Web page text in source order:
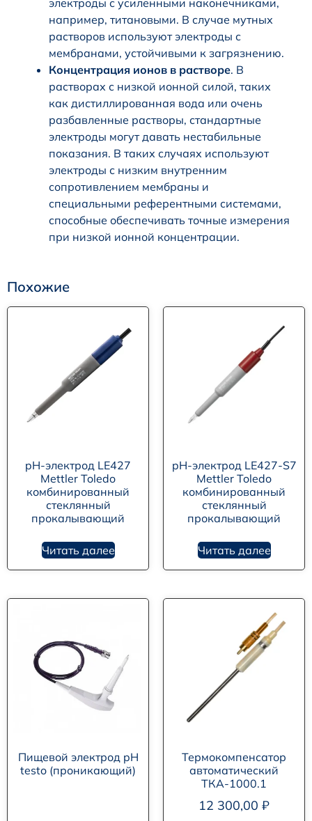
например, титановыми. В случае мутных
растворов используют электроды с
мембранами, устойчивыми к загрязнению.
Концентрация ионов в растворе. В
растворах с низкой ионной силой, таких
как дистиллированная вода или очень
разбавленные растворы, стандартные
электроды могут давать нестабильные
показания. В таких случаях используют
электроды с низким внутренним
сопротивлением мембраны и
специальными референтными системами,
способные обеспечивать точные измерения
при низкой ионной концентрации.
Похожие
pH-электрод LE427
Mettler Toledo
комбинированный
стеклянный
прокалывающий
Читать далее
pH-электрод LE427-S7
Mettler Toledo
комбинированный
стеклянный
прокалывающий
Читать далее
Пищевой электрод pH
testo (проникающий)
Термокомпенсатор
автоматический
ТКА-1000.1
12 300,00 ₽